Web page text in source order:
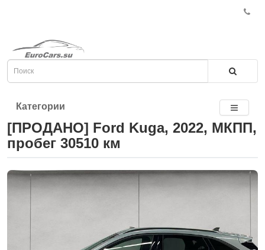
Категории
[ПРОДАНО] Ford Kuga, 2022, МКПП,
пробег 30510 км